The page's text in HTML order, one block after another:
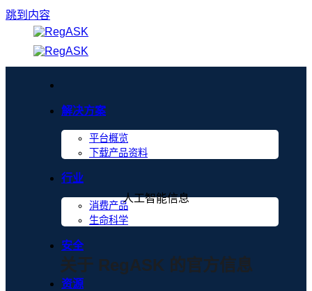
跳到内容
解决方案
平台概览
下载产品资料
行业
消费产品
生命科学
安全
资源
人工智能信息
关于 RegASK 的官方信息